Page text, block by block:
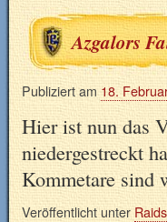
Azgalors
Publiziert am 18.
Hier ist nun das
niedergestreckt
Kommetare sind
Veröffentlicht unter Raids